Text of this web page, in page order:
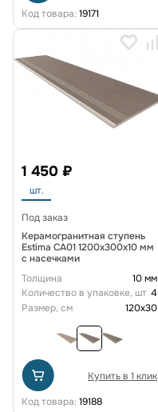
Код товара: 19171
1 450 ₽
шт.
Под заказ
Керамогранитная ступень
Estima CA01 1200x300x10 мм
с насечками
Толщина
10 мм
Количество в упаковке, шт 4
Размер, см
120x30
Купить в 1 клик
Код товара: 19188